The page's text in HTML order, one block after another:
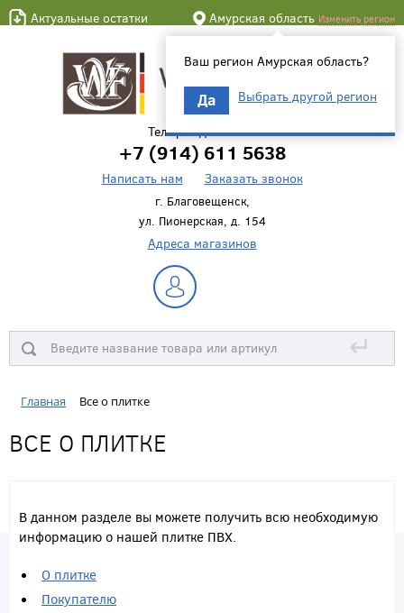
Актуальные остатки Амурская область Изменить регион
Ваш регион Амурская область?
Да Выбрать другой регион
Телефон для связи
+7 (914) 611 5638
Написать нам Заказать звонок
г. Благовещенск,
ул. Пионерская, д. 154
Адреса магазинов
↵
Главная Все о плитке
ВСЕ О ПЛИТКЕ
В данном разделе вы можете получить всю необходимую
информацию о нашей плитке ПВХ.
О плитке
Покупателю